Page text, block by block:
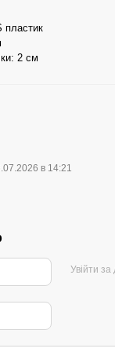
пластик
2 см
в 14:21
Увійти